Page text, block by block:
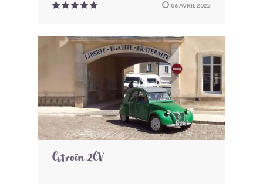
06 AVRIL 2022
Citroën 2CV